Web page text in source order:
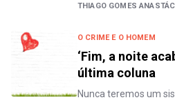
THIAGO GOMES
O CRIME E O HOMEM
‘Fim, a noite
última coluna
Nunca teremos um